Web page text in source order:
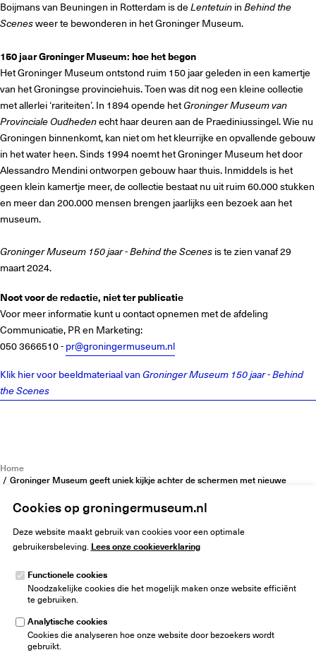
Cookies op groningermuseum.nl
Deze website maakt gebruik van cookies voor een optimale
gebruikersbeleving. Lees onze cookieverklaring
Functionele cookies
Noodzakelijke cookies die het mogelijk maken onze website efficiënt
te gebruiken.
Analytische cookies
Cookies die analyseren hoe onze website door bezoekers wordt
gebruikt.
Boijmans van Beuningen in Rotterdam is deLentetuin in Behind the
Scenesweer te bewonderen in het Groninger Museum.
150 jaar Groninger Museum: hoe het begon
Het Groninger Museum ontstond ruim 150 jaar geleden in een kamertje
van het Groningse provinciehuis. Toen was dit nog een kleine collectie
met allerlei ‘rariteiten’. In 1894 opende hetGroninger Museum van
Provinciale Oudhedenecht haar deuren aan de Praediniussingel. Wie nu
Groningen binnenkomt, kan niet om het kleurrijke en opvallende gebouw
in het water heen. Sinds 1994 noemt het Groninger Museum het door
Alessandro Mendini ontworpen gebouw haar thuis. Inmiddels is het
geen klein kamertje meer, de collectie bestaat nu uit ruim 60.000 stukken
en meer dan 200.000 mensen brengen jaarlijks een bezoek aan het
museum.
Groninger Museum 150 jaar - Behind the Scenes is te zien vanaf 29
maart 2024.
Noot voor de redactie, niet ter publicatie
Voor meer informatie kunt u contact opnemen met de afdeling
Communicatie, PR en Marketing:
050 3666510 - pr@groningermuseum.nl
Klik hier voor beeldmateriaal van Groninger Museum 150 jaar - Behind
the Scenes
Home
Groninger Museum geeft uniek kijkje achter de schermen met nieuwe
Groninger Museum